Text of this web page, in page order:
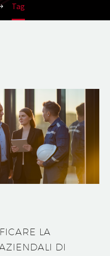
Tag
LA
DI